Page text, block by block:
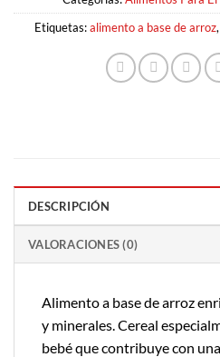
Etiquetas:alimento a base de arroz,
DESCRIPCIÓN
VALORACIONES (0)
Alimento a base de arroz
y minerales. Cereal
bebé que contribuye con